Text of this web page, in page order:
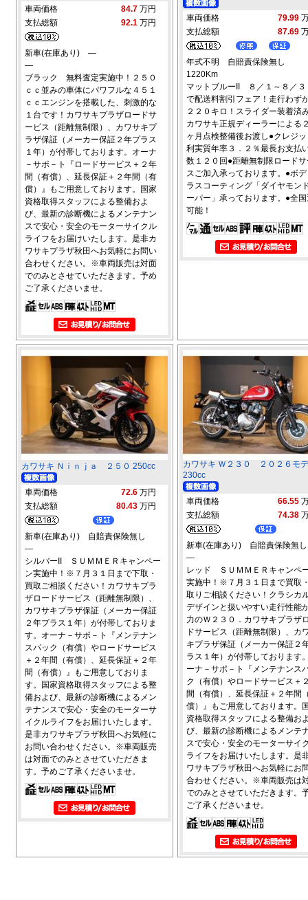
車両価格 84.7 万円
支払総額
92.1 万円
新車(在庫あり) ―
―
ブラック 無料査定実施中！２５０
ｃｃ並みの車体にパワフルな４５１
ｃｃエンジンを搭載した、刺激的な
１台です！カワサキプラザロードサ
ービス（距離無制限）、カワサキプ
ラザ保証（メーカー保証２年プラス
１年）が付帯しております。オーナ
－サポ－ト『ロードサービス＋２年
間（有償）、延長保証＋２年間（有
償）』もご用意しております。国家
資格取得スタッフによる整備およ
び、最新の診断機によるメンテナン
スで安心・安全のモーターサイクル
ライフをお届けいたします。是非カ
ワサキプラザ秋田へお気軽にお問い
合わせください。※車両販売は対面
でのみとさせていただきます。予め
ご了承くださいませ。
車両価格 79.99
支払総額
87.69
年式不明 自賠責保険無し
1220Km
マットブルーII ８／１～８／３
で配送料割引フェア！走行わず
２２０キロ！スライダー装着済
カワサキ正規ディーラーによる
ヶ月点検整備後お渡し●クレジ
利実質年率３．２％最長お支払
数１２０回●距離無制限ロード
スご加入承っております。●ボ
ラスコーティング「ダイヤモン
ーパー」承っております。●全
可能！
カワサキ Ｎｉｎｊａ ２５０ 250cc
車両価格 72.6 万円
支払総額
80.43 万円
新車(在庫あり) 自賠責保険無し
―
シルバーII ＳＵＭＭＥＲキャンペー
ン実施中！※７月３１日まで下取・
買取ご相談ください！カワサキプラ
ザロードサービス（距離無制限）、
カワサキプラザ保証（メーカー保証
２年プラス１年）が付帯しておりま
す。オーナ－サポ－ト『メンテナン
スパック（有償）やロードサービス
＋２年間（有償）、延長保証＋２年
間（有償）』もご用意しておりま
す。国家資格取得スタッフによる整
備および、最新の診断機によるメン
テナンスで安心・安全のモーターサ
イクルライフをお届けいたします。
是非カワサキプラザ秋田へお気軽に
お問い合わせください。※車両販売
は対面でのみとさせていただきま
す。予めご了承くださいませ。
カワサキ Ｗ２３０ ２０２６モ
230cc
車両価格 66.55
支払総額
74.38
新車(在庫あり) 自賠責保険無し
―
レッド ＳＵＭＭＥＲキャンペ
実施中！※７月３１日まで買取
取りご相談ください！クラシカ
デザインと扱いやすい走行性能
力のＷ２３０．カワサキプラザ
ドサービス（距離無制限）、カ
キプラザ保証（メーカー保証２
ラス１年）が付帯しております
ーナ－サポ－ト『メンテナンス
ク（有償）やロードサービス＋
間（有償）、延長保証＋２年間
償）』もご用意しております。
資格取得スタッフによる整備お
び、最新の診断機によるメンテ
スで安心・安全のモーターサイ
ライフをお届けいたします。是
ワサキプラザ秋田へお気軽にお
合わせください。※車両販売は
でのみとさせていただきます。
ご了承くださいませ。